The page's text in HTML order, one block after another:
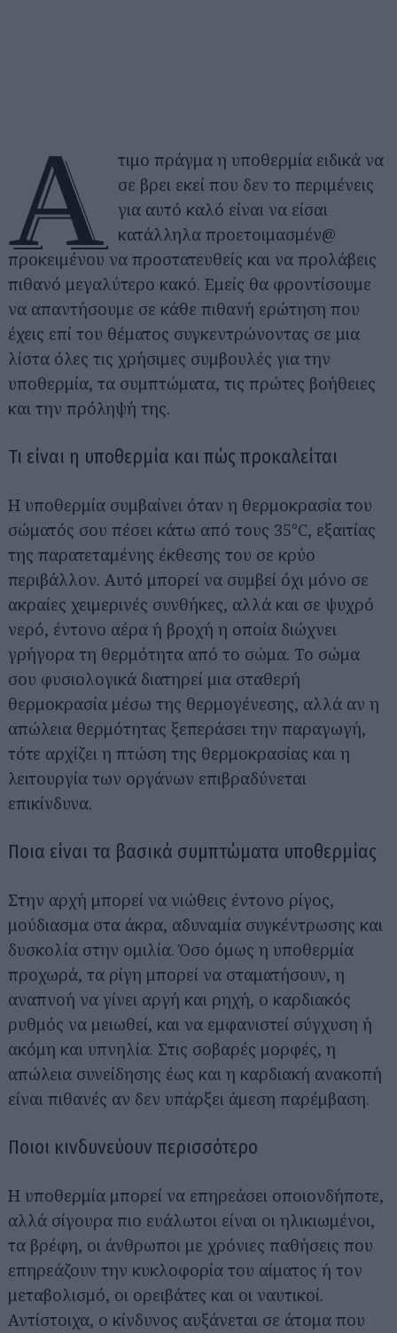
Ά
τιμο πράγμα η υποθερμία ειδικά να
σε βρει εκεί που δεν το περιμένεις
για αυτό καλό είναι να είσαι
κατάλληλα προετοιμασμέν@
προκειμένου να προστατευθείς και να προλάβεις
πιθανό μεγαλύτερο κακό. Εμείς θα φροντίσουμε
να απαντήσουμε σε κάθε πιθανή ερώτηση που
έχεις επί του θέματος συγκεντρώνοντας σε μια
λίστα όλες τις χρήσιμες συμβουλές για την
υποθερμία, τα συμπτώματα, τις πρώτες βοήθειες
και την πρόληψή της.
Τι είναι η υποθερμία και πώς προκαλείται
Η υποθερμία συμβαίνει όταν η θερμοκρασία του
σώματός σου πέσει κάτω από τους 35°C, εξαιτίας
της παρατεταμένης έκθεσης του σε κρύο
περιβάλλον. Αυτό μπορεί να συμβεί όχι μόνο σε
ακραίες χειμερινές συνθήκες, αλλά και σε ψυχρό
νερό, έντονο αέρα ή βροχή η οποία διώχνει
γρήγορα τη θερμότητα από το σώμα. Το σώμα
σου φυσιολογικά διατηρεί μια σταθερή
θερμοκρασία μέσω της θερμογένεσης, αλλά αν η
απώλεια θερμότητας ξεπεράσει την παραγωγή,
τότε αρχίζει η πτώση της θερμοκρασίας και η
λειτουργία των οργάνων επιβραδύνεται
επικίνδυνα.
Ποια είναι τα βασικά συμπτώματα υποθερμίας
Στην αρχή μπορεί να νιώθεις έντονο ρίγος,
μούδιασμα στα άκρα, αδυναμία συγκέντρωσης και
δυσκολία στην ομιλία. Όσο όμως η υποθερμία
προχωρά, τα ρίγη μπορεί να σταματήσουν, η
αναπνοή να γίνει αργή και ρηχή, ο καρδιακός
ρυθμός να μειωθεί, και να εμφανιστεί σύγχυση ή
ακόμη και υπνηλία. Στις σοβαρές μορφές, η
απώλεια συνείδησης έως και η καρδιακή ανακοπή
είναι πιθανές αν δεν υπάρξει άμεση παρέμβαση.
Ποιοι κινδυνεύουν περισσότερο
Η υποθερμία μπορεί να επηρεάσει οποιονδήποτε,
αλλά σίγουρα πιο ευάλωτοι είναι οι ηλικιωμένοι,
τα βρέφη, οι άνθρωποι με χρόνιες παθήσεις που
επηρεάζουν την κυκλοφορία του αίματος ή τον
μεταβολισμό, οι ορειβάτες και οι ναυτικοί.
Αντίστοιχα, ο κίνδυνος αυξάνεται σε άτομα που